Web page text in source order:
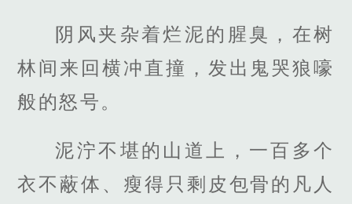
阴风夹杂着烂泥的腥臭，在树
林间来回横冲直撞，发出鬼哭狼嚎
般的怒号。
泥泞不堪的山道上，一百多个
衣不蔽体、瘦得只剩皮包骨的凡人